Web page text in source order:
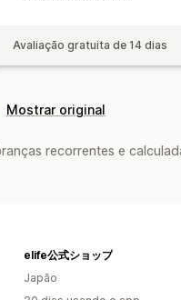
Avaliação gratuita de 14 dias
Mostrar original
recorrentes e
elife公式ショップ
Japão